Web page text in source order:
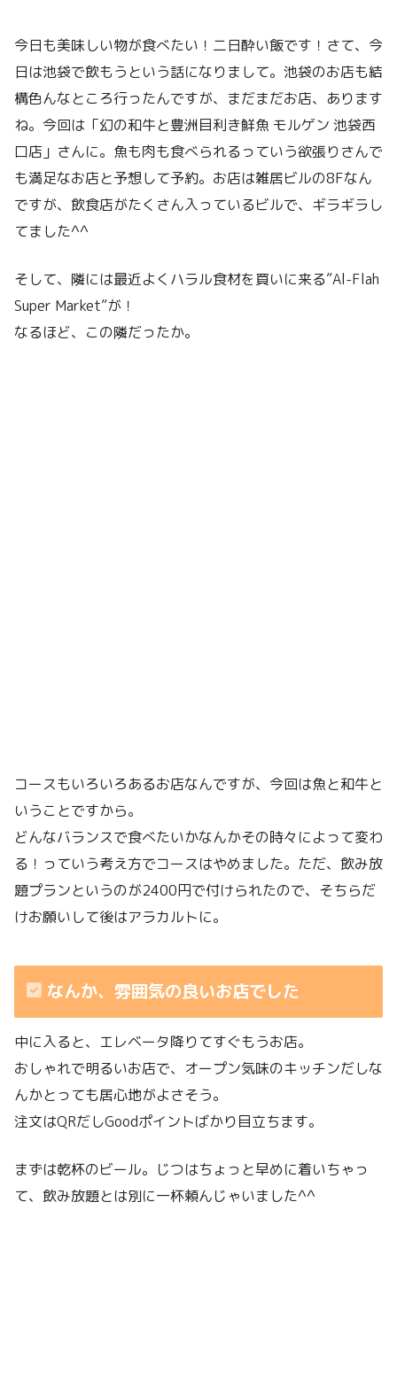
今日も美味しい物が食べたい！二日酔い飯です！さて、今
日は池袋で飲もうという話になりまして。池袋のお店も結
構色んなところ行ったんですが、まだまだお店、あります
ね。今回は「幻の和牛と豊洲目利き鮮魚 モルゲン 池袋西
口店」さんに。魚も肉も食べられるっていう欲張りさんで
も満足なお店と予想して予約。お店は雑居ビルの8Fなん
ですが、飲食店がたくさん入っているビルで、ギラギラし
てました^^
そして、隣には最近よくハラル食材を買いに来る”Al-Flah
Super Market”が！
なるほど、この隣だったか。
コースもいろいろあるお店なんですが、今回は魚と和牛と
いうことですから。
どんなバランスで食べたいかなんかその時々によって変わ
る！っていう考え方でコースはやめました。ただ、飲み放
題プランというのが2400円で付けられたので、そちらだ
けお願いして後はアラカルトに。
なんか、雰囲気の良いお店でした
中に入ると、エレベータ降りてすぐもうお店。
おしゃれで明るいお店で、オープン気味のキッチンだしな
んかとっても居心地がよさそう。
注文はQRだしGoodポイントばかり目立ちます。
まずは乾杯のビール。じつはちょっと早めに着いちゃっ
て、飲み放題とは別に一杯頼んじゃいました^^